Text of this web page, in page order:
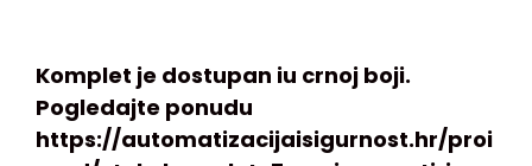
Komplet je dostupan iu crnoj boji.
Pogledajte ponudu
https://automatizacijaisigurnost.hr/proi